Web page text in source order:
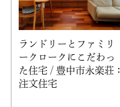
ランドリーとファミリ
ークロークにこだわっ
た住宅 / 豊中市永楽荘：
注文住宅